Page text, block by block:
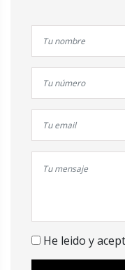
He leido y